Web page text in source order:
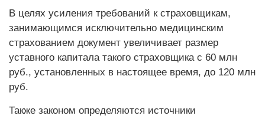
В целях усиления требований к страховщикам,
занимающимся исключительно медицинским
страхованием документ увеличивает размер
уставного капитала такого страховщика с 60 млн
руб., установленных в настоящее время, до 120 млн
руб.
Также законом определяются источники